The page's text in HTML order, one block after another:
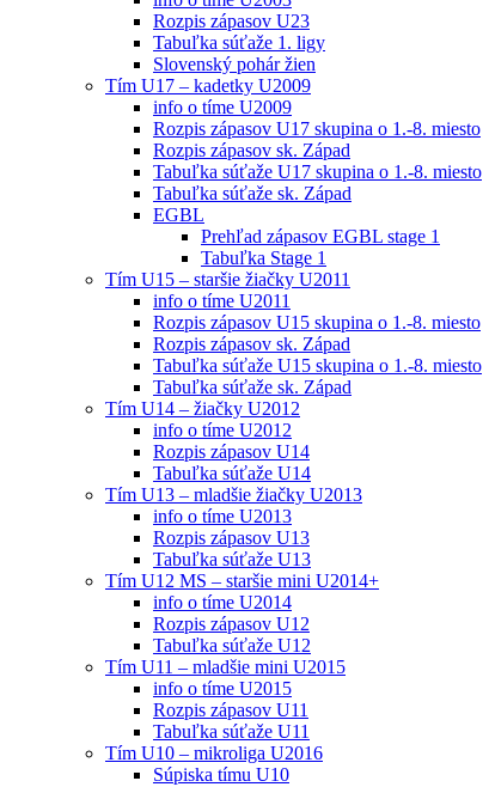
Rozpis zápasov U23
Tabuľka súťaže 1. ligy
Slovenský pohár žien
Tím U17 – kadetky U2009
info o tíme U2009
Rozpis zápasov U17 skupina o 1.-8. miesto
Rozpis zápasov sk. Západ
Tabuľka súťaže U17 skupina o 1.-8. miesto
Tabuľka súťaže sk. Západ
EGBL
Prehľad zápasov EGBL stage 1
Tabuľka Stage 1
Tím U15 – staršie žiačky U2011
info o tíme U2011
Rozpis zápasov U15 skupina o 1.-8. miesto
Rozpis zápasov sk. Západ
Tabuľka súťaže U15 skupina o 1.-8. miesto
Tabuľka súťaže sk. Západ
Tím U14 – žiačky U2012
info o tíme U2012
Rozpis zápasov U14
Tabuľka súťaže U14
Tím U13 – mladšie žiačky U2013
info o tíme U2013
Rozpis zápasov U13
Tabuľka súťaže U13
Tím U12 MS – staršie mini U2014+
info o tíme U2014
Rozpis zápasov U12
Tabuľka súťaže U12
Tím U11 – mladšie mini U2015
info o tíme U2015
Rozpis zápasov U11
Tabuľka súťaže U11
Tím U10 – mikroliga U2016
Súpiska tímu U10